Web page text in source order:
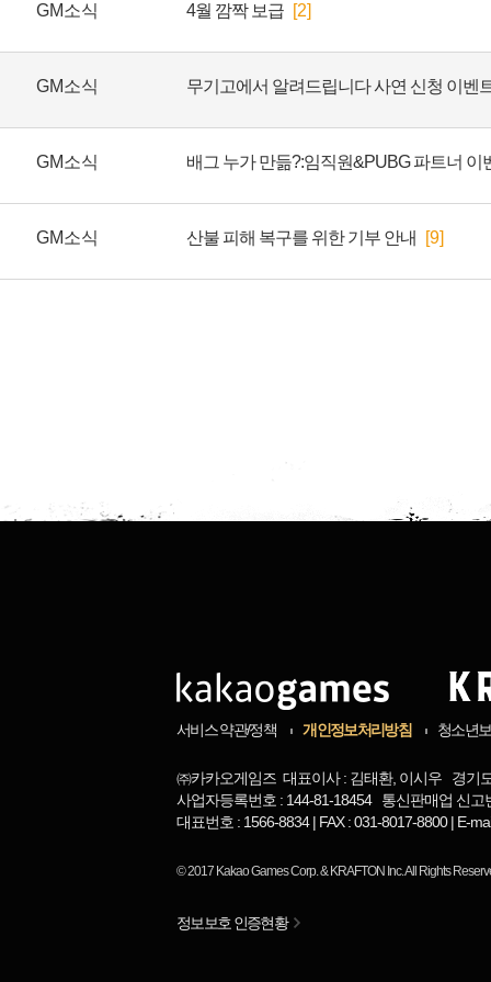
GM소식 4월 깜짝 보급 [2]
GM소식
GM소식
GM소식 산불 피해 복구를 위한 기부 안내 [9]
서비스 약관/정책 개인정보처리방침 청소년
㈜카카오게임즈 대표이사 : 김태환, 이시우 경기
사업자등록번호 : 144-81-18454 통신판매업 신고
대표번호 : 1566-8834 | FAX : 031-8017-8800 | E-
© 2017 Kakao Games Corp.& KRAFTON Inc.All Rights
정보보호 인증현황